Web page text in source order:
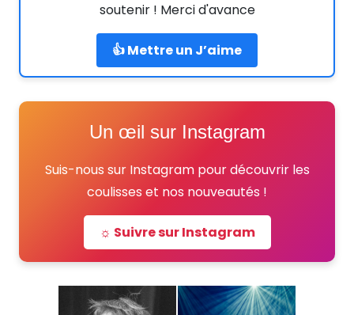
soutenir ! Merci d'avance
👍 Mettre un J’aime
Un œil sur Instagram
Suis-nous sur Instagram pour découvrir les
coulisses et nos nouveautés !
☼ Suivre sur Instagram